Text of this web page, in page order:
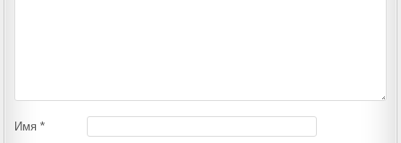
Имя *